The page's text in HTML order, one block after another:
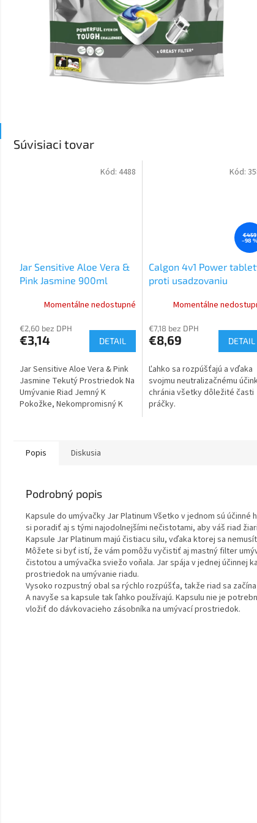
Súvisiaci tovar
Jar Sensitive Aloe Vera &
Pink Jasmine 900ml
Momentálne nedostupné
€2,60 bez DPH
€3,14 DETAIL
Jar Sensitive Aloe Vera & Pink
Jasmine Tekutý Prostriedok Na
Umývanie Riad Jemný K
Pokožke, Nekompromisný K
Kód: 4488
€459
–98 %
Calgon 4v1 Power
proti usadzovaniu
30 ks 390 g
Momentálne
€7,18 bez DPH
€8,69 DETAIL
Ľahko sa rozpúšťajú a vďaka
svojmu neutralizačnému
chránia všetky dôležité časti
práčky.
Kód:
Popis Diskusia
Podrobný popis
Kapsule do umývačky Jar Platinum Všetko v jednom sú účinné
si poradiť aj s tými najodolnejšími nečistotami, aby váš riad
Kapsule Jar Platinum majú čistiacu silu, vďaka ktorej sa
Môžete si byť istí, že vám pomôžu vyčistiť aj mastný filter
čistotou a umývačka sviežo voňala. Jar spája v jednej účinnej
prostriedok na umývanie riadu.
Vysoko rozpustný obal sa rýchlo rozpúšťa, takže riad sa
A navyše sa kapsule tak ľahko používajú. Kapsulu nie je
vložiť do dávkovacieho zásobníka na umývací prostriedok.